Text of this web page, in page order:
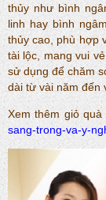
thủy như bình
linh hay bình
thủy cao, phù hợp
tài lộc, mang vui
sử dụng để chăm
dài từ vài năm đến
Xem thêm giỏ
sang-trong-va-y-